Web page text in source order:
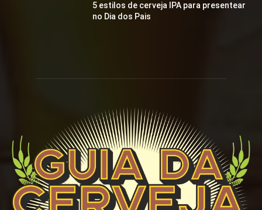
5 estilos de cerveja IPA para presentear
no Dia dos Pais